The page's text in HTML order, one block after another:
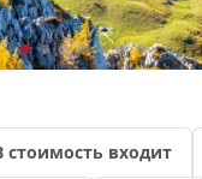
стоимость входит